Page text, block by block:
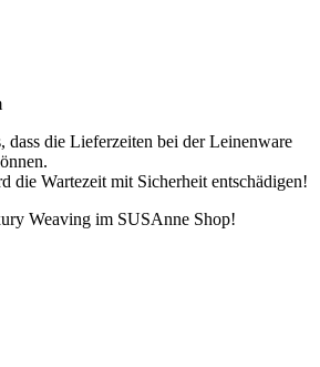
dass die Lieferzeiten bei der Leinenware
die Wartezeit mit Sicherheit entschädigen!
Weaving im SUSAnne Shop!